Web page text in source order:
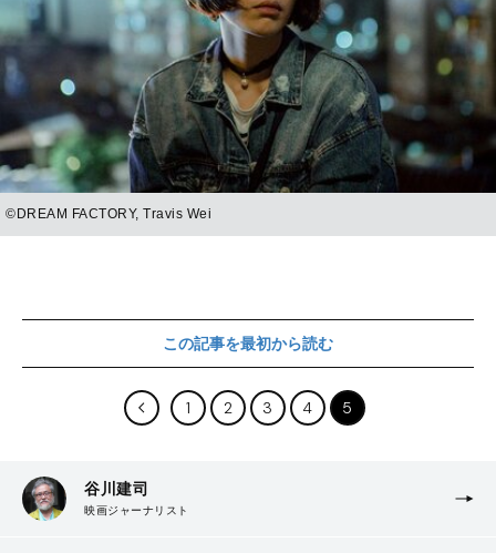
©DREAM FACTORY, Travis Wei
この記事を最初から読む
1 2 3 4 5
谷川建司
映画ジャーナリスト